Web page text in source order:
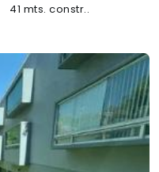
41 mts. constr..